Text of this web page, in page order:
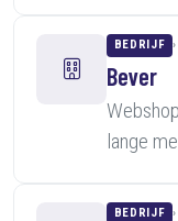
BEDRIJF
Bever
lange
BEDRIJF